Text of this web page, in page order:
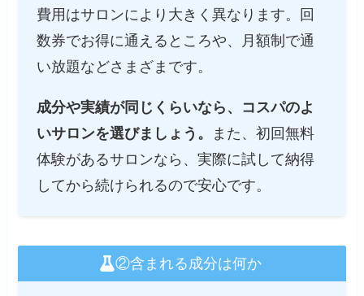
費用はサロンにより大きく異なります。回
数券でお得に通えるところや、月額制で通
い放題などさまざまです。
成分や実績が同じくらいなら、コスパのよ
いサロンを選びましょう。
また、初回無料
体験があるサロンなら、実際に試して納得
してから続けられるので安心です。
②含まれる成分は何か